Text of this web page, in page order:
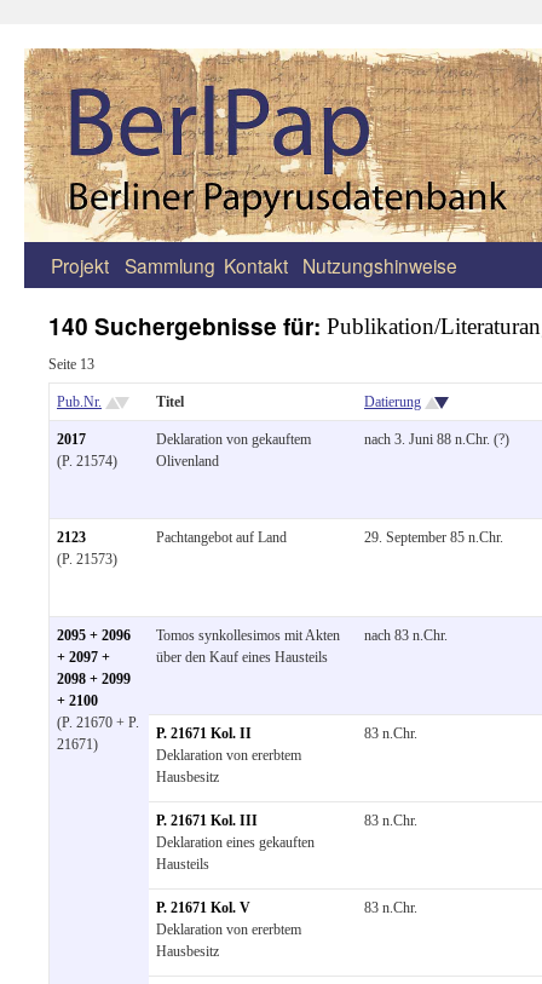
Zum
springen
Projekt Sammlung Kontakt Nutzungshinweise
140 Suchergebnisse für: Publikation/
Seite 13
Pub.Nr. Titel Datierung
2017
(P. 21574)
Deklaration von gekauftem
Olivenland
nach 3. Juni 88 n.Chr. (?)
2123
(P. 21573)
Pachtangebot auf Land 29. September 85 n.Chr.
2095 + 2096
+ 2097 +
2098 + 2099
+ 2100
(P. 21670 + P.
21671)
Tomos synkollesimos mit Akten
über den Kauf eines Hausteils
nach 83 n.Chr.
P. 21671 Kol. II
Deklaration von ererbtem
Hausbesitz
83 n.Chr.
P. 21671 Kol. III
Deklaration eines gekauften
Hausteils
83 n.Chr.
P. 21671 Kol. V
Deklaration von ererbtem
Hausbesitz
83 n.Chr.